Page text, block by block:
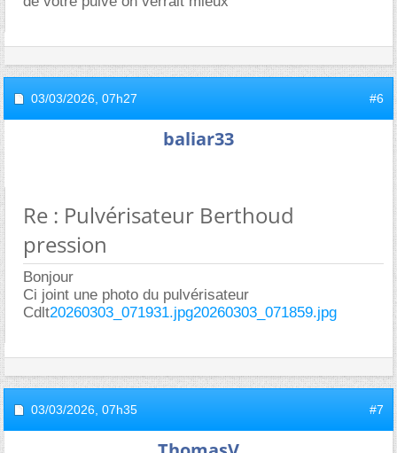
03/03/2026, 07h27 #6
baliar33
Re : Pulvérisateur Berthoud
pression
Bonjour
Ci joint une photo du pulvérisateur
Cdlt20260303_071931.jpg20260303_071859.jpg
03/03/2026, 07h35 #7